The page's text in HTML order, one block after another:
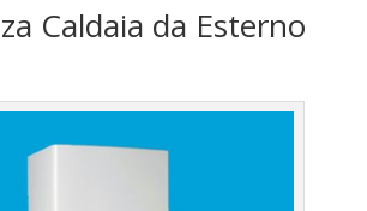
Caldaia da Esterno